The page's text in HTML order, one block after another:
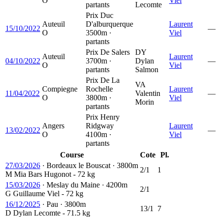
partants Lecomte
15/10/2022
Auteuil
O
Prix Duc
D'alburquerque
3500m ·
partants
Laurent
Viel
—
04/10/2022
Auteuil
O
Prix De Salers
3700m ·
partants
DY
Dylan
Salmon
Laurent
Viel
—
11/04/2022
Compiegne
O
Prix De La
Rochelle
3800m ·
partants
VA
Valentin
Morin
Laurent
Viel
—
13/02/2022
Angers
O
Prix Henry
Ridgway
4100m ·
partants
Laurent
Viel
—
Course Cote Pl.
27/03/2026 · Bordeaux le Bouscat · 3800m
M Mia Bars Hugonot - 72 kg
2/1
1
15/03/2026 · Meslay du Maine · 4200m
G Guillaume Viel - 72 kg
2/1
16/12/2025 · Pau · 3800m
D Dylan Lecomte - 71.5 kg
13/1 7